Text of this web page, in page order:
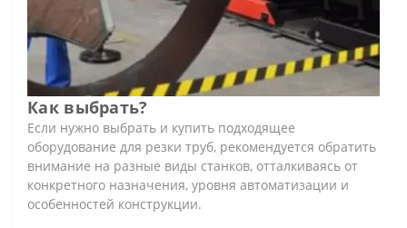
Как выбрать?
Если нужно выбрать и купить подходящее
оборудование для резки труб, рекомендуется обратить
внимание на разные виды станков, отталкиваясь от
конкретного назначения, уровня автоматизации и
особенностей конструкции.